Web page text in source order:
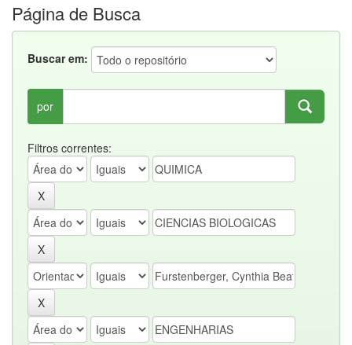
Página de Busca
Buscar em:
por
Filtros correntes: